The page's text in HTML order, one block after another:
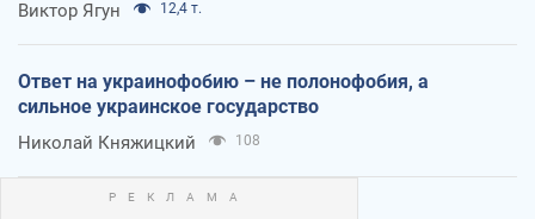
Виктор Ягун 12,4 т.
Ответ на украинофобию – не полонофобия, а
сильное украинское государство
Николай Княжицкий 108